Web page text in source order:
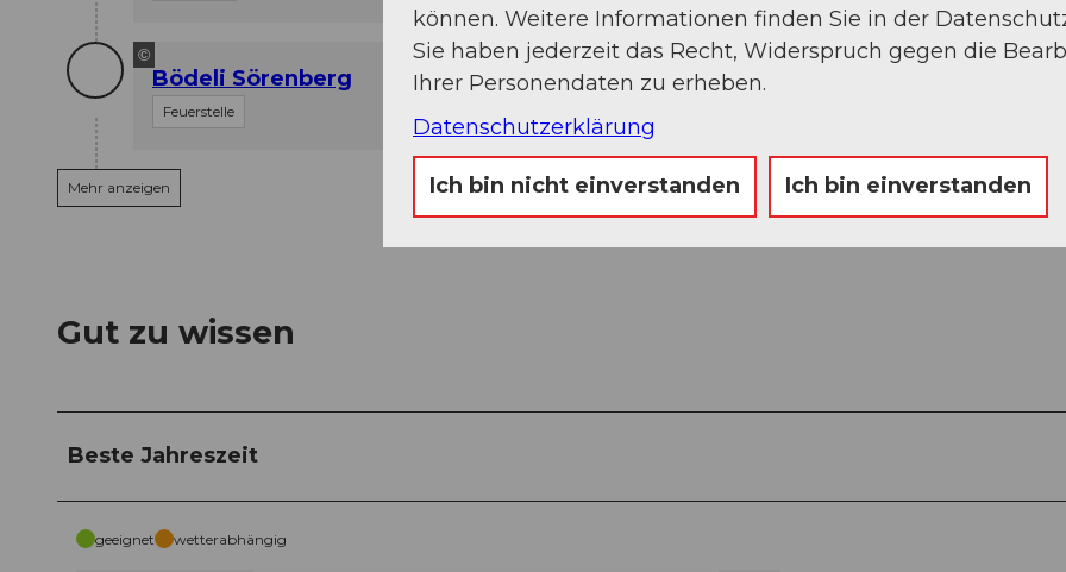
©
Bödeli Sörenberg
Feuerstelle
Mehr anzeigen
Gut zu wissen
Beste Jahreszeit
geeignet wetterabhängig
können. Weitere Informationen finden Sie in der
Sie haben jederzeit das Recht, Widerspruch gegen die
Ihrer Personendaten zu erheben.
Datenschutzerklärung
Ich bin nicht einverstanden Ich bin einverstanden